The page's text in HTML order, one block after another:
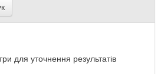
для уточнення результатів